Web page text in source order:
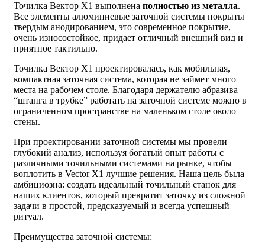
Точилка Вектор X1 выполнена полностью из металла.
Все элементы алюминиевые заточной системы покрыты
твердым анодированием, это современное покрытие,
очень износостойкое, придает отличный внешний вид и
приятное тактильно.
Точилка Вектор Х1 проектировалась, как мобильная,
компактная заточная система, которая не займет много
места на рабочем столе. Благодаря держателю абразива
“штанга в трубке” работать на заточной системе можно в
ограниченном пространстве на маленьком столе около
стены.
При проектировании заточной системы мы провели
глубокий анализ, используя богатый опыт работы с
различными точильными системами на рынке, чтобы
воплотить в Vector X1 лучшие решения. Наша цель была
амбициозна: создать идеальный точильный станок для
наших клиентов, который превратит заточку из сложной
задачи в простой, предсказуемый и всегда успешный
ритуал.
Преимущества заточной системы: